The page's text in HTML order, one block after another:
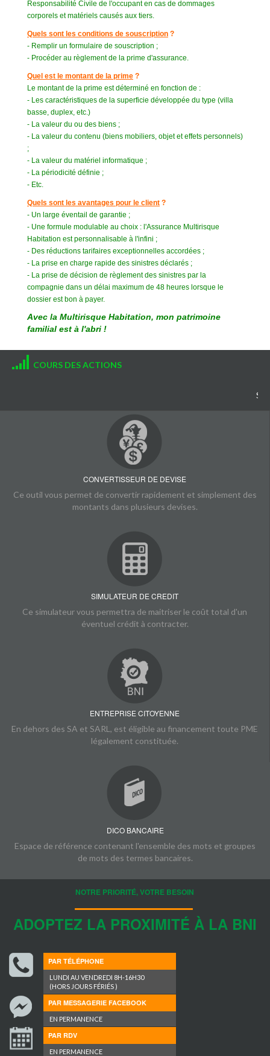
Responsabilité Civile de l'occupant en cas de dommages
corporels et matériels causés aux tiers.
Quels sont les conditions de souscription ?
- Remplir un formulaire de souscription ;
- Procéder au règlement de la prime d'assurance.
Quel est le montant de la prime ?
Le montant de la prime est déterminé en fonction de :
- Les caractéristiques de la superficie développée du type (villa
basse, duplex, etc.)
- La valeur du ou des biens ;
- La valeur du contenu (biens mobiliers, objet et effets personnels)
;
- La valeur du matériel informatique ;
- La périodicité définie ;
- Etc.
Quels sont les avantages pour le client ?
- Un large éventail de garantie ;
- Une formule modulable au choix : l'Assurance Multirisque
Habitation est personnalisable à l'infini ;
- Des réductions tarifaires exceptionnelles accordées ;
- La prise en charge rapide des sinistres déclarés ;
- La prise de décision de règlement des sinistres par la
compagnie dans un délai maximum de 48 heures lorsque le
dossier est bon à payer.
Avec la Multirisque Habitation, mon patrimoine
familial est à l'abri !
COURS DES ACTIONS
SIVC
CONVERTISSEUR DE DEVISE
Ce outil vous permet de convertir rapidement et simplement des
montants dans plusieurs devises.
SIMULATEUR DE CREDIT
Ce simulateur vous permettra de maitriser le coût total d'un
éventuel crédit à contracter.
ENTREPRISE CITOYENNE
En dehors des SA et SARL, est éligible au financement toute PME
légalement constituée.
DICO BANCAIRE
Espace de référence contenant l'ensemble des mots et groupes
de mots des termes bancaires.
NOTRE PRIORITÉ, VOTRE BESOIN
ADOPTEZ LA PROXIMITÉ À LA BNI
PAR TÉLÉPHONE
LUNDI AU VENDREDI 8H-16H30
(HORS JOURS FÉRIÉS )
PAR MESSAGERIE FACEBOOK
EN PERMANENCE
PAR RDV
EN PERMANENCE